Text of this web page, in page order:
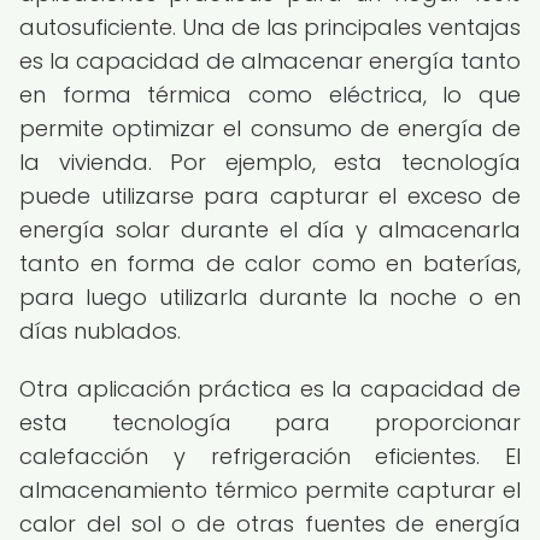
autosuficiente. Una de las principales ventajas
es la capacidad de almacenar energía tanto
en forma térmica como eléctrica, lo que
permite optimizar el consumo de energía de
la vivienda. Por ejemplo, esta tecnología
puede utilizarse para capturar el exceso de
energía solar durante el día y almacenarla
tanto en forma de calor como en baterías,
para luego utilizarla durante la noche o en
días nublados.
Otra aplicación práctica es la capacidad de
esta tecnología para proporcionar
calefacción y refrigeración eficientes. El
almacenamiento térmico permite capturar el
calor del sol o de otras fuentes de energía